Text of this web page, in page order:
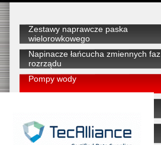
Zestawy naprawcze paska
wielorowkowego
Napinacze łańcucha zmiennych faz
rozrządu
Pompy wody
Elementy napędu